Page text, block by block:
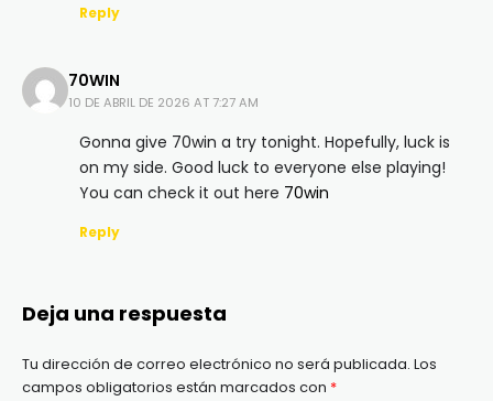
Reply
70WIN
10 DE ABRIL DE 2026 AT 7:27 AM
Gonna give 70win a try tonight. Hopefully, luck is
on my side. Good luck to everyone else playing!
You can check it out here 70win
Reply
Deja una respuesta
Tu dirección de correo electrónico no será publicada. Los
campos obligatorios están marcados con *